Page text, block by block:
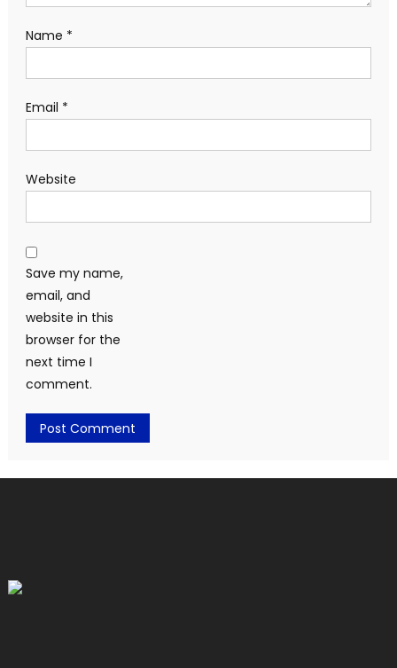
Name *
Email *
Website
Save my name,
email, and
website in this
browser for the
next time I
comment.